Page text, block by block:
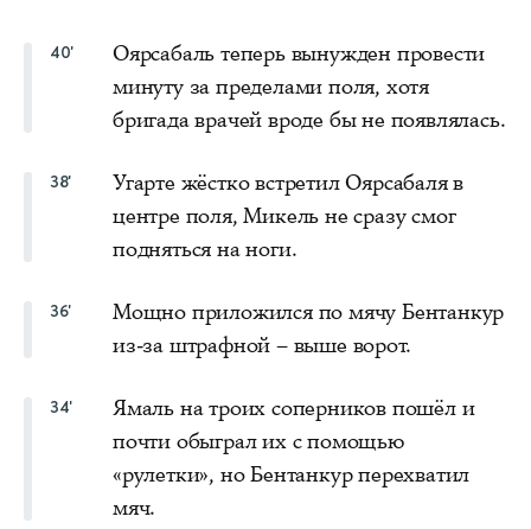
40'
Оярсабаль теперь вынужден провести
минуту за пределами поля, хотя
бригада врачей вроде бы не появлялась.
38'
Угарте жёстко встретил Оярсабаля в
центре поля, Микель не сразу смог
подняться на ноги.
36'
Мощно приложился по мячу Бентанкур
из-за штрафной – выше ворот.
34'
Ямаль на троих соперников пошёл и
почти обыграл их с помощью
«рулетки», но Бентанкур перехватил
мяч.